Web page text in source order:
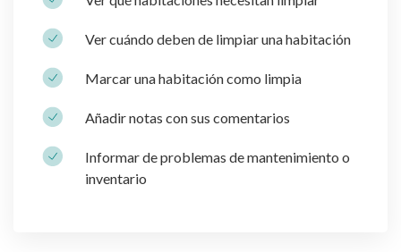
Ver cuándo deben de limpiar una habitación
Marcar una habitación como limpia
Añadir notas con sus comentarios
Informar de problemas de mantenimiento o
inventario